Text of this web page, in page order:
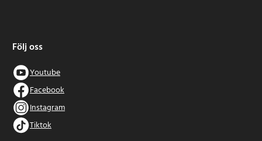
Följ oss
Youtube
Facebook
Instagram
Tiktok